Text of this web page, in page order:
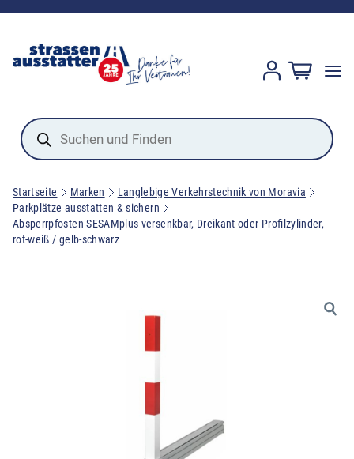
Products
search
Startseite Marken
Langlebige Verkehrstechnik von Moravia
Parkplätze ausstatten & sichern
Absperrpfosten SESAMplus versenkbar, Dreikant oder Profilzylinder,
rot-weiß / gelb-schwarz